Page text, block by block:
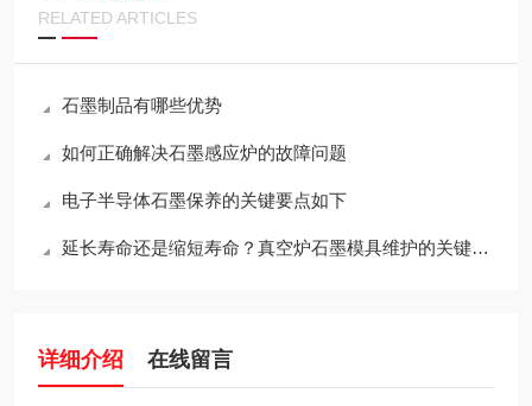
RELATED ARTICLES
石墨制品有哪些优势
如何正确解决石墨感应炉的故障问题
电子半导体石墨保养的关键要点如下
延长寿命还是缩短寿命？真空炉石墨模具维护的关键决策
详细介绍 在线留言